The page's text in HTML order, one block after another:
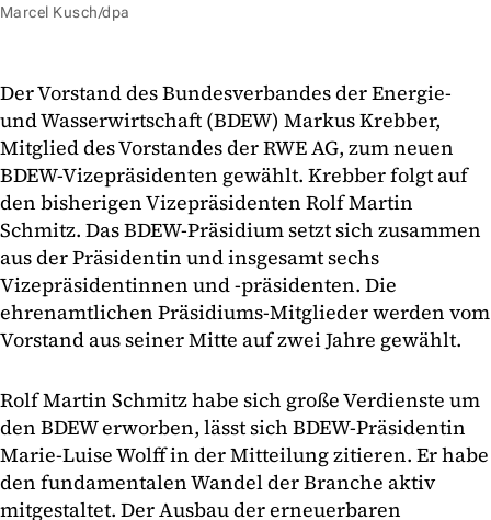
Marcel Kusch/dpa
Der Vorstand des Bundesverbandes der Energie-
und Wasserwirtschaft (BDEW) Markus Krebber,
Mitglied des Vorstandes der RWE AG, zum neuen
BDEW-Vizepräsidenten gewählt. Krebber folgt auf
den bisherigen Vizepräsidenten Rolf Martin
Schmitz. Das BDEW-Präsidium setzt sich zusammen
aus der Präsidentin und insgesamt sechs
Vizepräsidentinnen und -präsidenten. Die
ehrenamtlichen Präsidiums-Mitglieder werden vom
Vorstand aus seiner Mitte auf zwei Jahre gewählt.
Rolf Martin Schmitz habe sich große Verdienste um
den BDEW erworben, lässt sich BDEW-Präsidentin
Marie-Luise Wolff in der Mitteilung zitieren. Er habe
den fundamentalen Wandel der Branche aktiv
mitgestaltet. Der Ausbau der erneuerbaren